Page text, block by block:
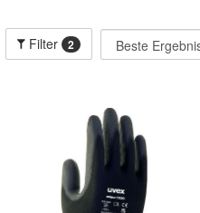
Filter 2